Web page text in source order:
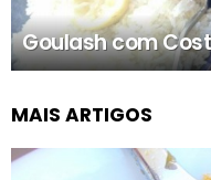
Goulash com
MAIS ARTIGOS